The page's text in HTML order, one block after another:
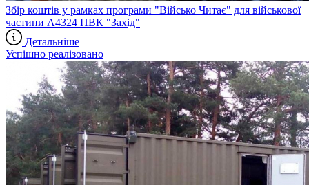
Збір коштів у рамках програми "Військо Читає" для військової
частини А4324 ПВК "Захід"
Детальніше
Успішно реалізовано